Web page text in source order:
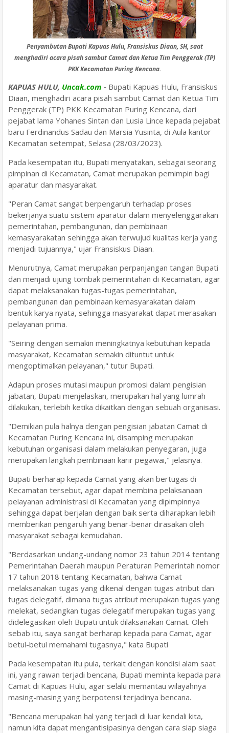
Penyambutan Bupati Kapuas Hulu, Fransiskus Diaan, SH, saat
menghadiriacara pisah sambut Camat dan Ketua Tim Penggerak (TP)
PKK Kecamatan Puring Kencana.
KAPUAS HULU, Uncak.com - Bupati Kapuas Hulu, Fransiskus
Diaan, menghadiri acara pisah sambut Camat dan Ketua Tim
Penggerak (TP) PKK Kecamatan Puring Kencana, dari
pejabat lama Yohanes Sintan dan Lusia Lince kepada pejabat
baru Ferdinandus Sadau dan Marsia Yusinta, di Aula kantor
Kecamatan setempat, Selasa (28/03/2023).
Pada kesempatan itu, Bupati menyatakan, sebagai seorang
pimpinan di Kecamatan, Camat merupakan pemimpin bagi
aparatur dan masyarakat.
"Peran Camat sangat berpengaruh terhadap proses
bekerjanya suatu sistem aparatur dalam menyelenggarakan
pemerintahan, pembangunan, dan pembinaan
kemasyarakatan sehingga akan terwujud kualitas kerja yang
menjadi tujuannya," ujar Fransiskus Diaan.
Menurutnya, Camat merupakan perpanjangan tangan Bupati
dan menjadi ujung tombak pemerintahan di Kecamatan, agar
dapat melaksanakan tugas-tugas pemerintahan,
pembangunan dan pembinaan kemasyarakatan dalam
bentuk karya nyata, sehingga masyarakat dapat merasakan
pelayanan prima.
"Seiring dengan semakin meningkatnya kebutuhan kepada
masyarakat, Kecamatan semakin dituntut untuk
mengoptimalkan pelayanan," tutur Bupati.
Adapun proses mutasi maupun promosi dalam pengisian
jabatan, Bupati menjelaskan, merupakan hal yang lumrah
dilakukan, terlebih ketika dikaitkan dengan sebuah organisasi.
"Demikian pula halnya dengan pengisian jabatan Camat di
Kecamatan Puring Kencana ini, disamping merupakan
kebutuhan organisasi dalam melakukan penyegaran, juga
merupakan langkah pembinaan karir pegawai," jelasnya.
Bupati berharap kepada Camat yang akan bertugas di
Kecamatan tersebut, agar dapat membina pelaksanaan
pelayanan administrasi di Kecamatan yang dipimpinnya
sehingga dapat berjalan dengan baik serta diharapkan lebih
memberikan pengaruh yang benar-benar dirasakan oleh
masyarakat sebagai kemudahan.
"Berdasarkan undang-undang nomor 23 tahun 2014 tentang
Pemerintahan Daerah maupun Peraturan Pemerintah nomor
17 tahun 2018 tentang Kecamatan, bahwa Camat
melaksanakan tugas yang dikenal dengan tugas atribut dan
tugas delegatif, dimana tugas atribut merupakan tugas yang
melekat, sedangkan tugas delegatif merupakan tugas yang
didelegasikan oleh Bupati untuk dilaksanakan Camat. Oleh
sebab itu, saya sangat berharap kepada para Camat, agar
betul-betul memahami tugasnya," kata Bupati
Pada kesempatan itu pula, terkait dengan kondisi alam saat
ini, yang rawan terjadi bencana, Bupati meminta kepada para
Camat di Kapuas Hulu, agar selalu memantau wilayahnya
masing-masing yang berpotensi terjadinya bencana.
"Bencana merupakan hal yang terjadi di luar kendali kita,
namun kita dapat mengantisipasinya dengan cara siap siaga